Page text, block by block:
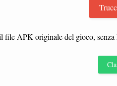
file APK originale del gioco,